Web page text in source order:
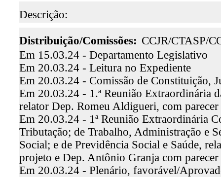
Descrição:
Distribuição/Comissões: CCJR/CTASP/
Em 15.03.24 - Departamento Legislativo
Em 20.03.24 - Leitura no Expediente
Em 20.03.24 - Comissão de Constituição,
Em 20.03.24 - 1.ª Reunião Extraordinária
relator Dep. Romeu Aldigueri, com
Em 20.03.24 - 1ª Reunião Extraordinária
Tributação; de Trabalho, Administração e
Social; e de Previdência Social e Saúde,
projeto e Dep. Antônio Granja com
Em 20.03.24 - Plenário, favorável/